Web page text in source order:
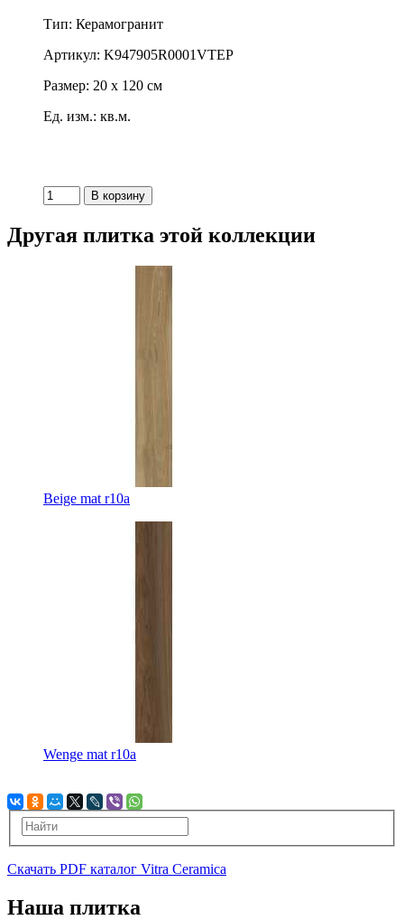
Тип: Керамогранит
Артикул: K947905R0001VTEP
Размер: 20 x 120 см
Ед. изм.: кв.м.
Другая плитка этой коллекции
Beige mat r10a
Wenge mat r10a
Скачать PDF каталог Vitra Ceramica
Наша плитка